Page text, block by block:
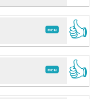
neu
👍
neu
👍